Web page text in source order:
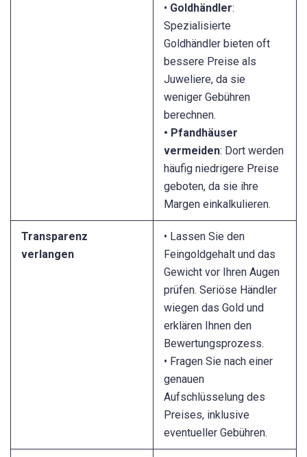
• Goldhändler:
Spezialisierte
Goldhändler bieten oft
bessere Preise als
Juweliere, da sie
weniger Gebühren
berechnen.
• Pfandhäuser
vermeiden: Dort werden
häufig niedrigere Preise
geboten, da sie ihre
Margen einkalkulieren.
Transparenz
verlangen
• Lassen Sie den
Feingoldgehalt und das
Gewicht vor Ihren Augen
prüfen. Seriöse Händler
wiegen das Gold und
erklären Ihnen den
Bewertungsprozess.
• Fragen Sie nach einer
genauen
Aufschlüsselung des
Preises, inklusive
eventueller Gebühren.